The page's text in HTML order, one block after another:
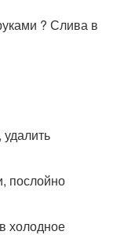
? Слива в
послойно
холодное